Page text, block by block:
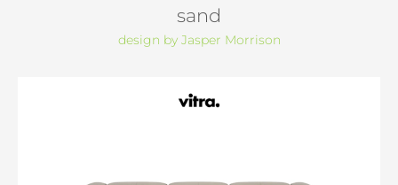
sand
design by Jasper Morrison